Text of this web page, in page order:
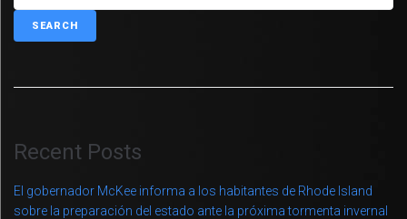
SEARCH
Recent Posts
El gobernador McKee informa a los habitantes de Rhode Island
sobre la preparación del estado ante la próxima tormenta invernal